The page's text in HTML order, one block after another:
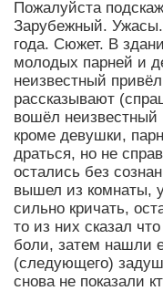
Пожалуйста
Зарубежный.
года. Сюжет. В
молодых парней и
неизвестный
рассказывают
вошёл неизвестный
кроме девушки,
драться, но не
остались без
вышел из комнаты,
сильно кричать,
то из них сказал
боли, затем нашли
(следующего)
снова не показали